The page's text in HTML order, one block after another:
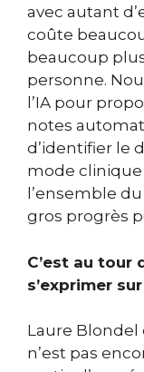
avec autant
coûte
beaucoup
personne.
l’IA pour
notes
d’identifier le
mode
l’ensemble
gros progrès
C’est au tour
s’exprimer
Laure Blondel
n’est pas